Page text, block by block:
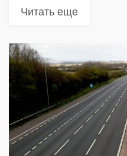
касающиеся
силу с...
Читать еще